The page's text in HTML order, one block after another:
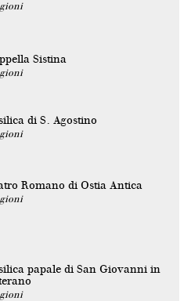
Sistina
di S. Agostino
Romano di Ostia Antica
papale di San Giovanni in